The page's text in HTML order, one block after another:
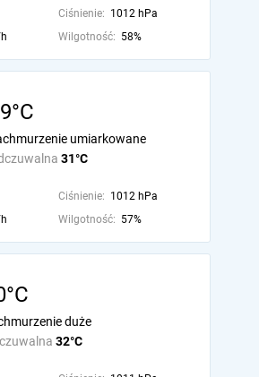
Ciśnienie: 1012 hPa
Wilgotność: 58%
31°C
umiarkowane
Ciśnienie: 1012 hPa
Wilgotność: 57%
32°C
duże